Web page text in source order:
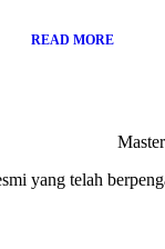
READ MORE
yang telah